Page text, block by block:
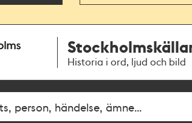
Historia i ord, ljud och bild